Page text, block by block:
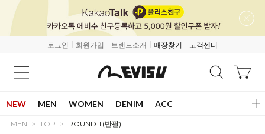
로그인 회원가입 브랜드소개 매장찾기 고객센터
NEW MEN WOMEN DENIM ACC
MEN TOP ROUND T(반팔)